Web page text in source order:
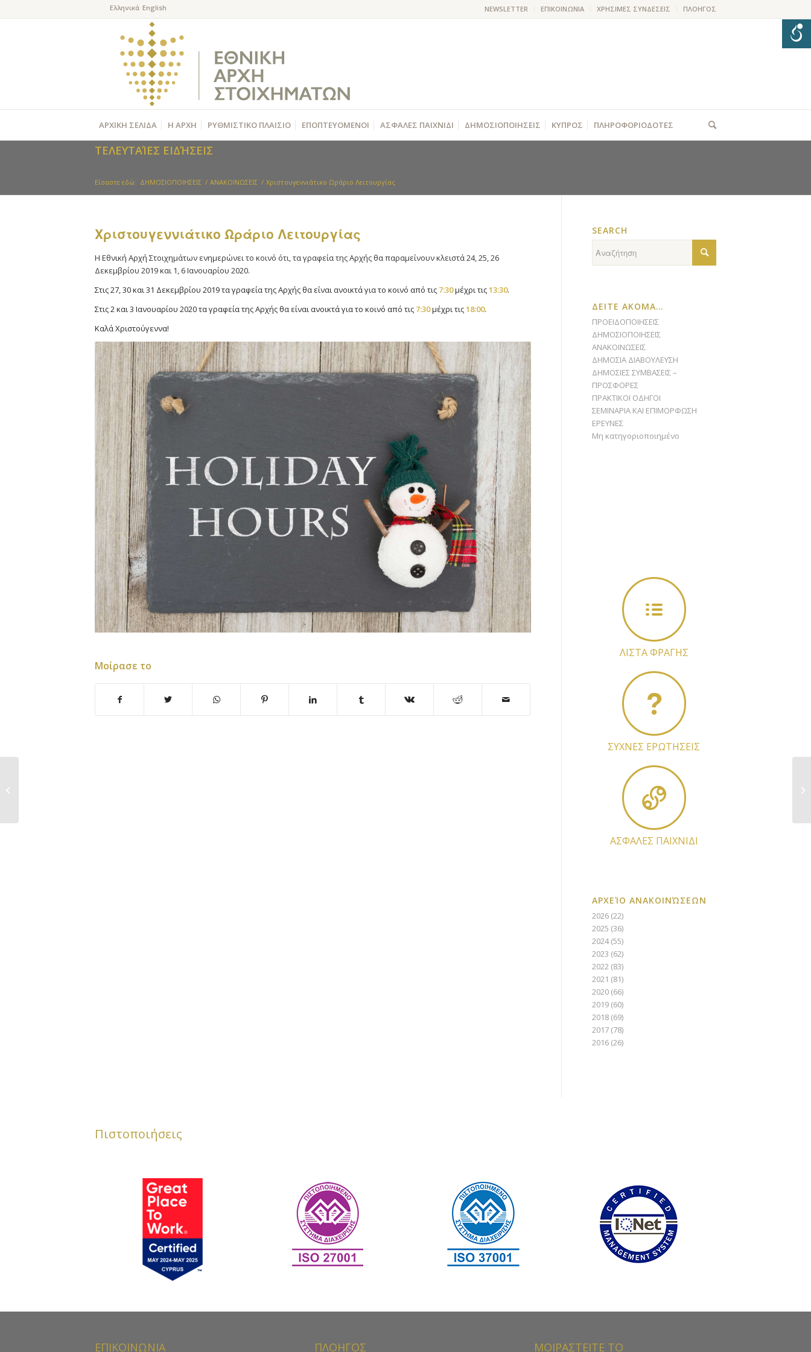
NEWSLETTER ΕΠΙΚΟΙΝΩΝΙΑ ΧΡΗΣΙΜΕΣ ΣΥΝΔΕΣΕΙΣ ΠΛΟΗΓΟΣ
ΑΡΧΙΚΗ ΣΕΛΙΔΑ Η ΑΡΧΗ ΡΥΘΜΙΣΤΙΚΟ ΠΛΑΙΣΙΟ ΕΠΟΠΤΕΥΟΜΕΝΟΙ ΑΣΦΑΛΕΣ ΠΑΙΧΝΙΔΙ ΔΗΜΟΣΙΟΠΟΙΗΣΕΙΣ ΚΥΠΡΟΣ ΠΛΗΡΟΦΟΡΙΟΔΟΤΕΣ
ΤΕΛΕΥΤΑΊΕΣ ΕΙΔΉΣΕΙΣ
Είσαστε εδώ: ΔΗΜΟΣΙΟΠΟΙΗΣΕΙΣ / ΑΝΑΚΟΙΝΩΣΕΙΣ / Χριστουγεννιάτικο Ωράριο Λειτουργίας
Χριστουγεννιάτικο Ωράριο Λειτουργίας
Η Εθνική Αρχή Στοιχημάτων ενημερώνει το κοινό ότι, τα γραφεία της Αρχής θα παραμείνουν κλειστά 24, 25, 26
Δεκεμβρίου 2019 και 1, 6 Ιανουαρίου 2020.
Στις 27, 30 και 31 Δεκεμβρίου 2019 τα γραφεία της Αρχής θα είναι ανοικτά για το κοινό από τις 7:30μέχρι τις13:30.
Στις 2 και 3 Ιανουαρίου 2020 τα γραφεία της Αρχής θα είναι ανοικτά για το κοινό από τις 7:30μέχρι τις18:00.
Καλά Χριστούγεννα!
Μοίρασε το
SEARCH
ΔΕΙΤΕ ΑΚΟΜΑ…
ΠΡΟΕΙΔΟΠΟΙΗΣΕΙΣ
ΔΗΜΟΣΙΟΠΟΙΗΣΕΙΣ
ΑΝΑΚΟΙΝΩΣΕΙΣ
ΔΗΜΟΣΙΑ ΔΙΑΒΟΥΛΕΥΣΗ
ΔΗΜΟΣΙΕΣ ΣΥΜΒΑΣΕΙΣ –
ΠΡΟΣΦΟΡΕΣ
ΠΡΑΚΤΙΚΟΙ ΟΔΗΓΟΙ
ΣΕΜΙΝΑΡΙΑ ΚΑΙ ΕΠΙΜΟΡΦΩΣΗ
ΕΡΕΥΝΕΣ
Μη κατηγοριοποιημένο
ΛΙΣΤΑ ΦΡΑΓΗΣ
ΣΥΧΝΕΣ ΕΡΩΤΗΣΕΙΣ
ΑΣΦΑΛΕΣ ΠΑΙΧΝΙΔΙ
ΑΡΧΕΊΟ ΑΝΑΚΟΙΝΏΣΕΩΝ
2026(22)
2025 (36)
2024(55)
2023 (62)
2022(83)
2021 (81)
2020(66)
2019(60)
2018(69)
2017(78)
2016(26)
Πιστοποιήσεις
ΕΠΙΚΟΙΝΩΝΙΑ ΠΛΟΗΓΟΣ ΜΟΙΡΑΣΤΕΙΤΕ ΤΟ